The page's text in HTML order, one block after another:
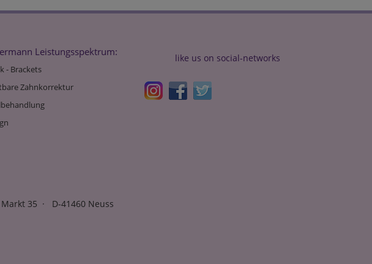
Leistungsspektrum:
- Brackets
Zahnkorrektur
like us on social-networks
35 · D-41460 Neuss